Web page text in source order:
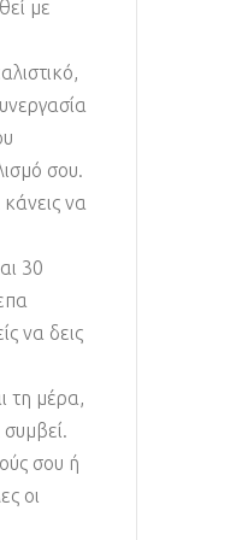
με
σου.
να
30
να δεις
τη μέρα,
σου ή
οι